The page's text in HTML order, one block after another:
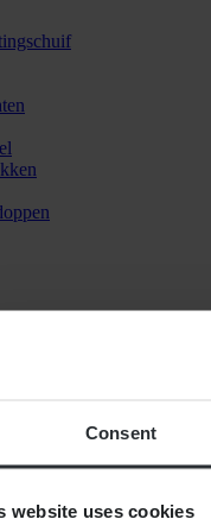
Consent
website uses cookies